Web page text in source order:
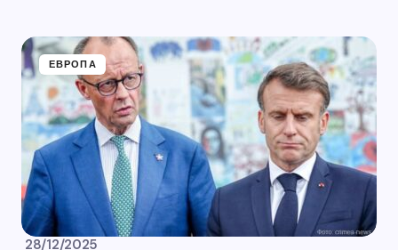
ЕВРОПА
28/12/2025